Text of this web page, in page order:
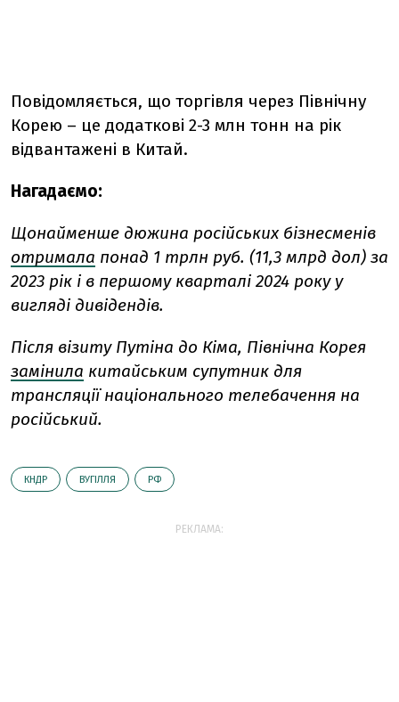
Повідомляється, що торгівля через Північну
Корею – це додаткові 2-3 млн тонн на рік
відвантажені в Китай.
Нагадаємо:
Щонайменше дюжина російських бізнесменів
отримала понад 1 трлн руб. (11,3 млрд дол) за
2023 рік і в першому кварталі 2024 року у
вигляді дивідендів.
Після візиту Путіна до Кіма, Північна Корея
замінила китайським супутник для
трансляції національного телебачення на
російський.
КНДР ВУГІЛЛЯ РФ
РЕКЛАМА: